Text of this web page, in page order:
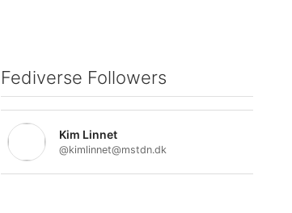
Fediverse Followers
Kim Linnet
@kimlinnet@mstdn.dk